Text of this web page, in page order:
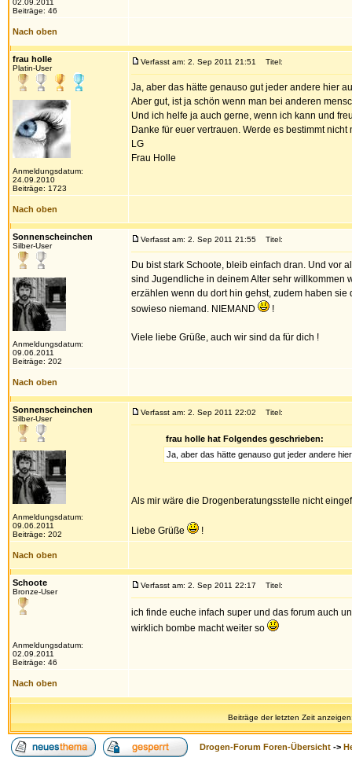
02.09.2011
Beiträge: 46
Nach oben
frau holle
Platin-User
Anmeldungsdatum:
24.09.2010
Beiträge: 1723
Verfasst am: 2. Sep 2011 21:51 Titel:
Ja, aber das hätte genauso gut jeder andere hier
Aber gut, ist ja schön wenn man bei anderen
Und ich helfe ja auch gerne, wenn ich kann und
Danke für euer vertrauen. Werde es bestimmt nicht
LG
Frau Holle
Nach oben
Sonnenscheinchen
Silber-User
Anmeldungsdatum:
09.06.2011
Beiträge: 202
Verfasst am: 2. Sep 2011 21:55 Titel:
Du bist stark Schoote, bleib einfach dran. Und vor
sind Jugendliche in deinem Alter sehr willkommen
erzählen wenn du dort hin gehst, zudem haben
sowieso niemand. NIEMAND
!
Viele liebe Grüße, auch wir sind da für dich !
Nach oben
Sonnenscheinchen
Silber-User
Anmeldungsdatum:
09.06.2011
Beiträge: 202
Verfasst am: 2. Sep 2011 22:02 Titel:
frau holle hat Folgendes geschrieben:
Ja, aber das hätte genauso gut jeder andere
Als mir wäre die Drogenberatungsstelle nicht
Liebe Grüße !
Nach oben
Schoote
Bronze-User
Anmeldungsdatum:
02.09.2011
Beiträge: 46
Verfasst am: 2. Sep 2011 22:17 Titel:
ich finde euche infach super und das forum auch
wirklich bombe macht weiter so
Nach oben
Beiträge der letzten Zeit
Drogen-Forum Foren-Übersicht ->